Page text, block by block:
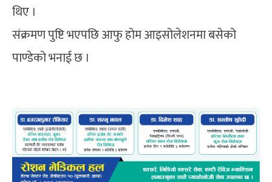
थिए ।
संक्रमण पुष्टि भएपछि आफु होम आइसोलेशनमा बसेको
पाण्डेको भनाई छ ।